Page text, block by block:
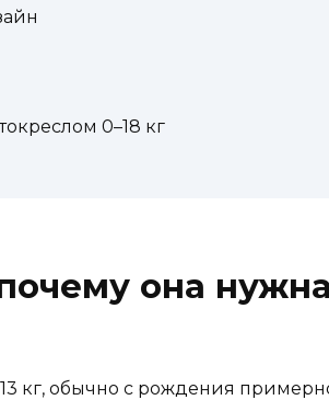
0–18 кг
она
кг, обычно с рождения